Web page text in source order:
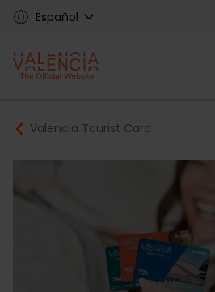
Skip
content
Español
Main
navigation
Breadcrumb
Valencia Tourist Card